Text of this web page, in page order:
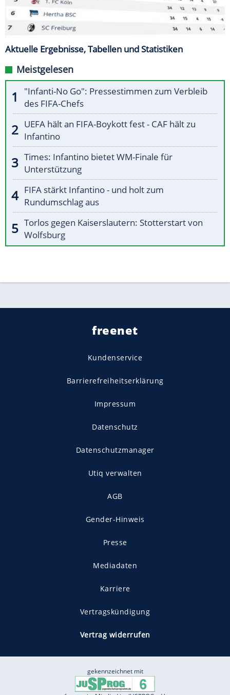
Aktuelle Ergebnisse, Tabellen und Statistiken
Meistgelesen
"Infanti-No Go": Pressestimmen zum Verbleib
des FIFA-Chefs
UEFA hält an FIFA-Boykott fest - CAF hält zu
Infantino
Times: Infantino bietet WM-Finale für
Unterstützung
FIFA stärkt Infantino - und holt zum
Rundumschlag aus
Torlos gegen Kaiserslautern: Stotterstart von
Wolfsburg
freenet
Kundenservice
Barrierefreiheitserklärung
Impressum
Datenschutz
Datenschutzmanager
Utiq verwalten
AGB
Gender-Hinweis
Presse
Mediadaten
Karriere
Vertragskündigung
Vertrag widerrufen
gekennzeichnet mit